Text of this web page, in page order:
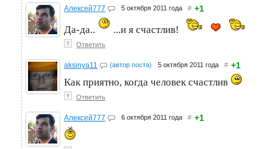
Алексей777 5 октября 2011 года # +1
Да-да.. ...и я счастлив!
↑ Ответить
aksinya11 (автор поста) 5 октября 2011 года # +1
Как приятно, когда человек счастлив
↑ Ответить
Алексей777 6 октября 2011 года # +1